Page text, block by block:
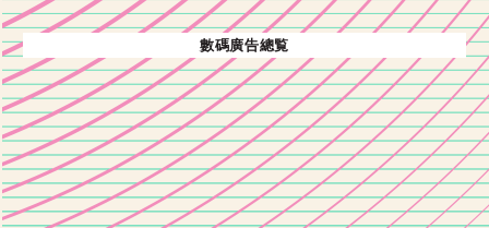
數碼廣告總覧